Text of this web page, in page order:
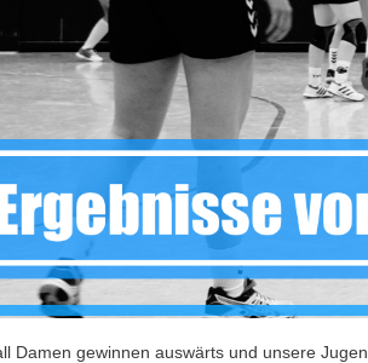
Damen gewinnen auswärts und unsere